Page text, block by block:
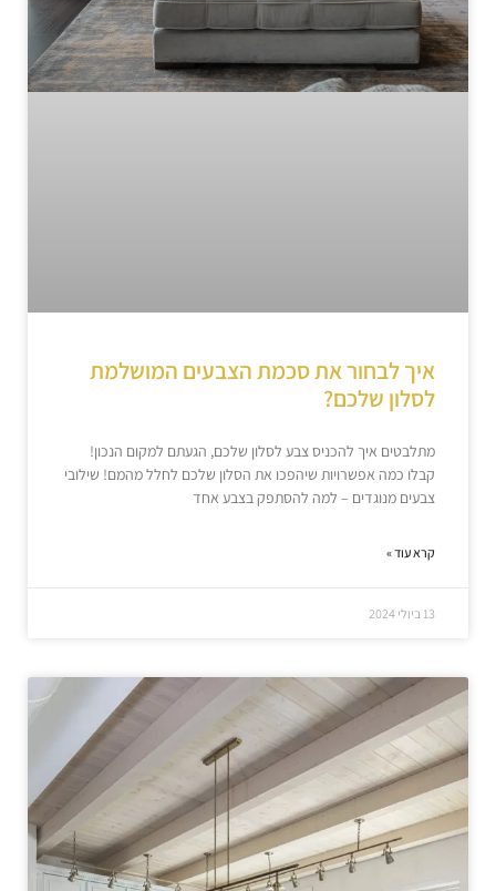
איך לבחור את סכמת הצבעים המושלמת
לסלון שלכם?
מתלבטים איך להכניס צבע לסלון שלכם, הגעתם למקום הנכון!
קבלו כמה אפשרויות שיהפכו את הסלון שלכם לחלל מהמם! שילובי
צבעים מנוגדים – למה להסתפק בצבע אחד
קרא עוד »
13 ביולי 2024